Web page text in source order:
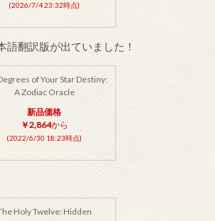
(2026/7/4 23:32時点)
語翻訳版が出ていました！
of Your Star Destiny:
A Zodiac Oracle
新品価格
￥2,864から
(2022/6/30 18:23時点)
Holy Twelve: Hidden